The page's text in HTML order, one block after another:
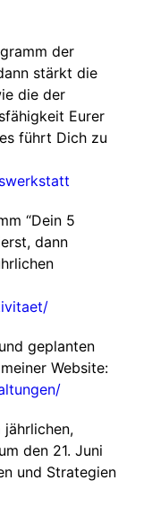
der
stärkt die
die der
Eurer
führt Dich zu
“Dein 5
dann
geplanten
Website:
jährlichen,
den 21. Juni
und Strategien